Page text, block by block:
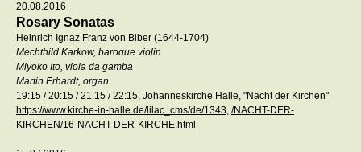
20.08.2016
Rosary Sonatas
Heinrich Ignaz Franz von Biber (1644-1704)
Mechthild Karkow, baroque violin
Miyoko Ito, viola da gamba
Martin Erhardt, organ
19:15 / 20:15 / 21:15 / 22:15, Johanneskirche Halle, "Nacht der Kirchen"
https://www.kirche-in-halle.de/lilac_cms/de/1343,,/NACHT-DER-
KIRCHEN/16-NACHT-DER-KIRCHE.html